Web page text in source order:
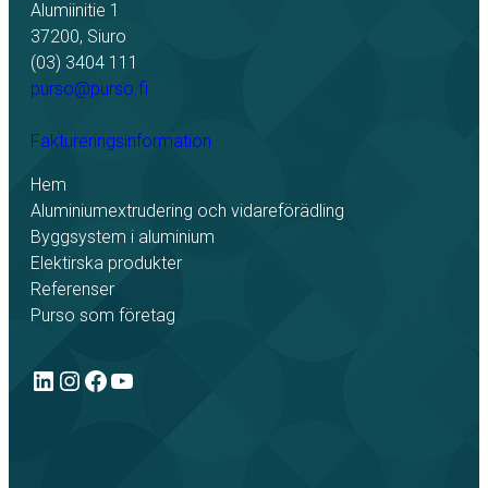
Alumiinitie 1
37200, Siuro
(03) 3404 111
purso@purso.fi
Faktureringsinformation
Hem
Aluminiumextrudering och vidareförädling
Byggsystem i aluminium
Elektirska produkter
Referenser
Purso som företag
LinkedIn
Instagram
Facebook
YouTube